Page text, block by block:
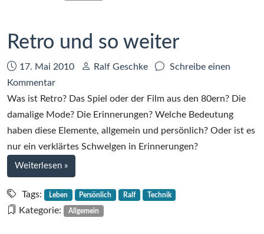
Retro und so weiter
Datum:
17. Mai 2010 Autor:
Ralf Geschke
Schreibe einen
Kommentarzu
Retro
und
so
weiter
Was ist Retro? Das Spiel oder der Film aus den 80ern? Die
damalige Mode? Die Erinnerungen? Welche Bedeutung
haben diese Elemente, allgemein und persönlich? Oder ist es
nur ein verklärtes Schwelgen in Erinnerungen?
Weiterlesen bei
Retro
und
so
»
Tags: Leben Persönlich Ralf Technik
Kategorie: Allgemein